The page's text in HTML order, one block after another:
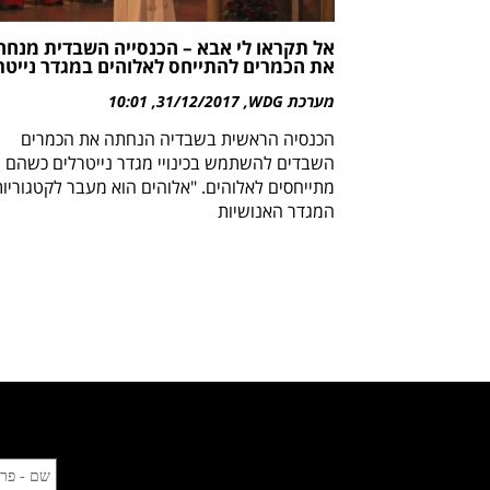
אל תקראו לי אבא – הכנסייה השבדית
את הכמרים להתייחס לאלוהים במגדר
מערכת WDG 31/12/2017
10:01
הכנסיה הראשית בשבדיה הנחתה את הכמרים
השבדים להשתמש בכינויי מגדר נייטרלים כשהם
מתייחסים לאלוהים. "אלוהים הוא מעבר
המגדר האנושיות